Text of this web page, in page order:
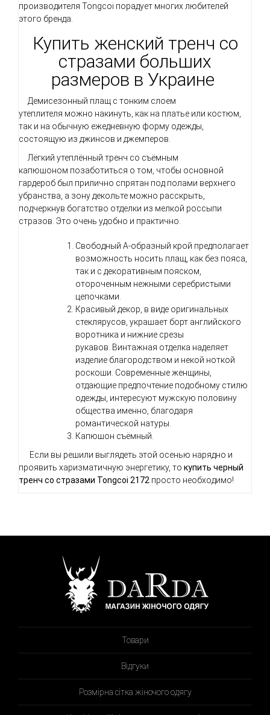
производителя Tongcoi порадует многих любителей
этого бренда.
Купить женский тренч со
стразами больших
размеров в Украине
Демисезонный плащ с тонким слоем
утеплителя можно накинуть, как на платье или костюм,
так и на обычную ежедневную форму одежды,
состоящую из джинсов и джемперов.
Лёгкий утеплённый тренч со съёмным
капюшоном позаботиться о том, чтобы основной
гардероб был прилично спрятан под полами верхнего
убранства, а зону декольте можно расскрыть,
подчеркнув богатство отделки из мелкой россыпи
стразов. Это очень удобно и практично.
Свободный А-образный крой предполагает
возможность носить плащ, как без пояса,
так и с декоративным пояском,
отороченным нежными серебристыми
цепочками.
Красивый декор, в виде оригинальных
стеклярусов, украшает борт английского
воротника и нижние срезы
рукавов. Винтажная отделка наделяет
изделие благородством и некой ноткой
роскоши. Современные женщины,
отдающие предпочтение подобному стилю
одежды, интересуют мужскую половину
общества именно, благодаря
романтической натуры.
Капюшон съёмный.
Если вы решили выглядеть этой осенью нарядно и
проявить харизматичную энергетику, то купить черный
тренч со стразами Tongcoi 2172 просто необходимо!
Товари
Відгуки
Розмірна сітка жіночого одягу